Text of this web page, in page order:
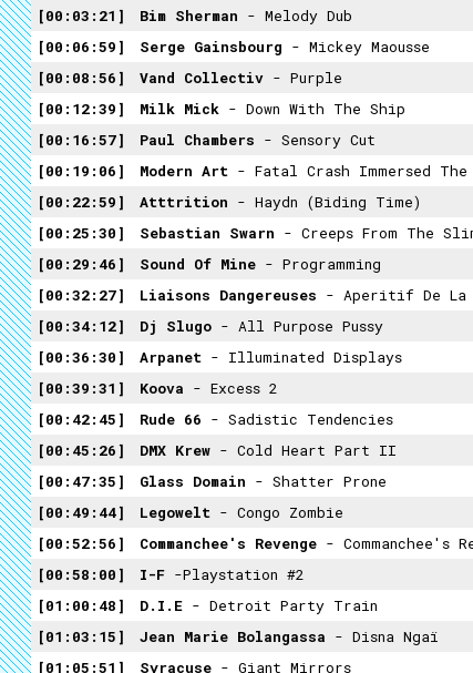
00:03:21
Bim Sherman - Melody Dub
00:06:59
Serge Gainsbourg - Mickey Maousse
00:08:56
Vand Collectiv - Purple
00:12:39
Milk Mick - Down With The Ship
00:16:57
Paul Chambers - Sensory Cut
00:19:06
Modern Art - Fatal Crash Immersed
00:22:59
Atttrition - Haydn (Biding Time)
00:25:30
Sebastian Swarn - Creeps From The
00:29:46
Sound Of Mine - Programming
00:32:27
Liaisons Dangereuses - Aperitif De La
00:34:12
Dj Slugo - All Purpose Pussy
00:36:30
Arpanet - Illuminated Displays
00:39:31
Koova - Excess 2
00:42:45
Rude 66 - Sadistic Tendencies
00:45:26
DMX Krew - Cold Heart Part II
00:47:35
Glass Domain - Shatter Prone
00:49:44
Legowelt - Congo Zombie
00:52:56
Commanchee's Revenge - Commanchee's
00:58:00
I-F -Playstation #2
01:00:48
D.I.E - Detroit Party Train
01:03:15
Jean Marie Bolangassa - Disna Ngaï
01:05:51
Syracuse - Giant Mirrors